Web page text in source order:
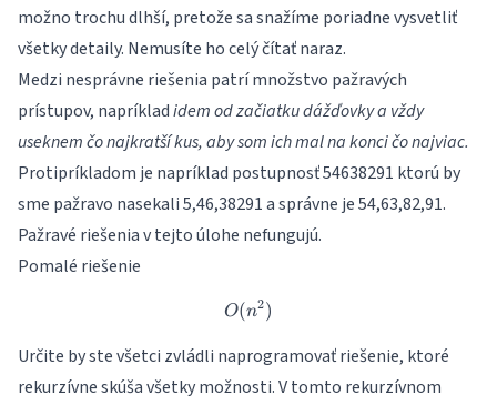
možno trochu dlhší, pretože sa snažíme poriadne vysvetliť
všetky detaily. Nemusíte ho celý čítať naraz.
Medzi nesprávne riešenia patrí množstvo pažravých
prístupov, napríkladidem od začiatku dážďovky a vždy
useknem čo najkratší kus, aby som ich mal na konci čo najviac.
Protipríkladom je napríklad postupnosť 54638291 ktorú by
sme pažravo nasekali 5,46,38291 a správne je 54,63,82,91.
Pažravé riešenia v tejto úlohe nefungujú.
Pomalé riešenie
O(n^2)
O(n2)
Určite by ste všetci zvládli naprogramovať riešenie, ktoré
rekurzívne skúša všetky možnosti. V tomto rekurzívnom